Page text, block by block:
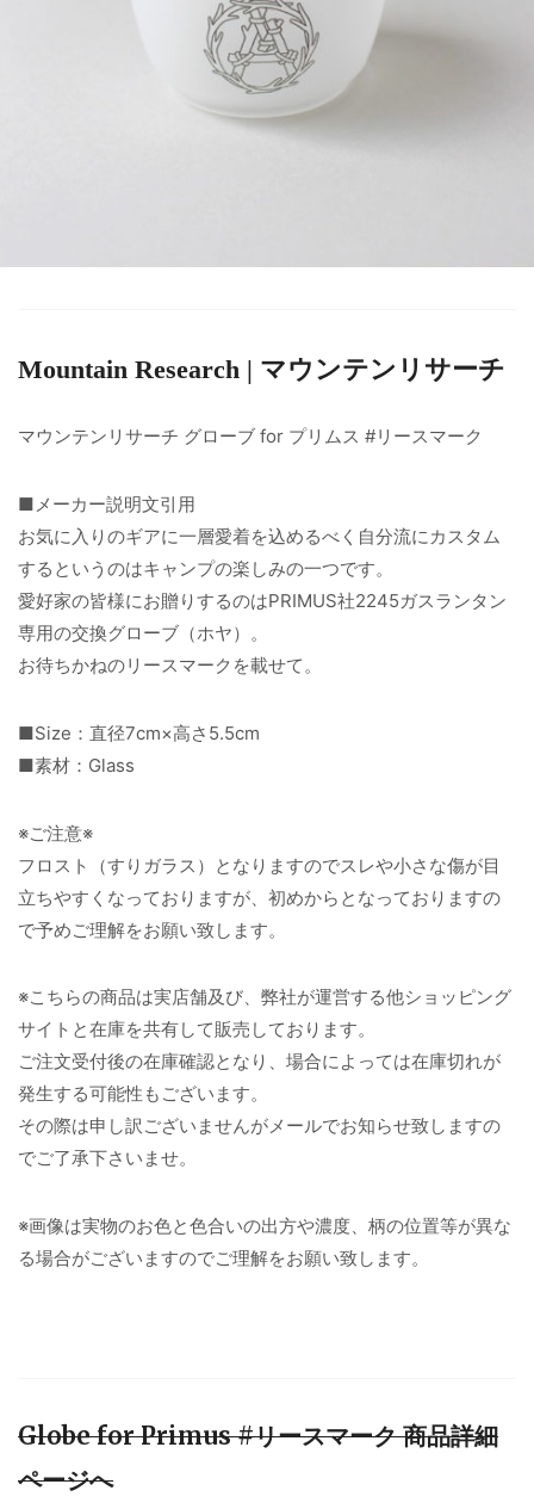
Mountain Research | マウンテンリサーチ
マウンテンリサーチ グローブ for プリムス #リースマーク
■メーカー説明文引用
お気に入りのギアに一層愛着を込めるべく自分流にカスタム
するというのはキャンプの楽しみの一つです。
愛好家の皆様にお贈りするのはPRIMUS社2245ガスランタン
専用の交換グローブ（ホヤ）。
お待ちかねのリースマークを載せて。
■Size：直径7cm×高さ5.5cm
■素材：Glass
※ご注意※
フロスト（すりガラス）となりますのでスレや小さな傷が目
立ちやすくなっておりますが、初めからとなっておりますの
で予めご理解をお願い致します。
※こちらの商品は実店舗及び、弊社が運営する他ショッピング
サイトと在庫を共有して販売しております。
ご注文受付後の在庫確認となり、場合によっては在庫切れが
発生する可能性もございます。
その際は申し訳ございませんがメールでお知らせ致しますの
でご了承下さいませ。
※画像は実物のお色と色合いの出方や濃度、柄の位置等が異な
る場合がございますのでご理解をお願い致します。
Globe for Primus #リースマーク 商品詳細
ページへ